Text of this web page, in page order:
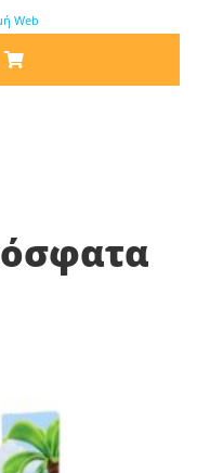
Web